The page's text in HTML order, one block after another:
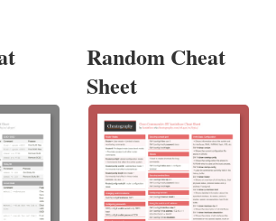
Random Cheat
Sheet